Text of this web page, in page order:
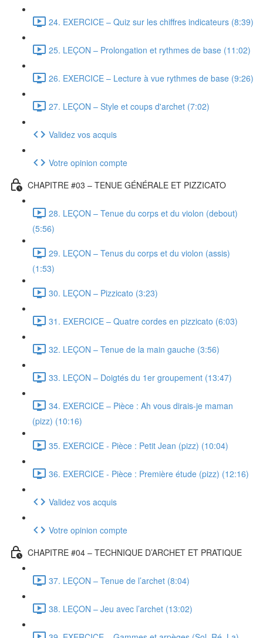
24. EXERCICE – Quiz sur les chiffres indicateurs (8:39)
25. LEÇON – Prolongation et rythmes de base (11:02)
26. EXERCICE – Lecture à vue rythmes de base (9:26)
27. LEÇON – Style et coups d'archet (7:02)
Validez vos acquis
Votre opinion compte
CHAPITRE #03 – TENUE GÉNÉRALE ET PIZZICATO
28. LEÇON – Tenue du corps et du violon (debout)
(5:56)
29. LEÇON – Tenus du corps et du violon (assis)
(1:53)
30. LEÇON – Pizzicato (3:23)
31. EXERCICE – Quatre cordes en pizzicato (6:03)
32. LEÇON – Tenue de la main gauche (3:56)
33. LEÇON – Doigtés du 1er groupement (13:47)
34. EXERCICE – Pièce : Ah vous dirais-je maman
(pizz) (10:16)
35. EXERCICE - Pièce : Petit Jean (pizz) (10:04)
36. EXERCICE - Pièce : Première étude (pizz) (12:16)
Validez vos acquis
Votre opinion compte
CHAPITRE #04 – TECHNIQUE D’ARCHET ET PRATIQUE
37. LEÇON – Tenue de l’archet (8:04)
38. LEÇON – Jeu avec l’archet (13:02)